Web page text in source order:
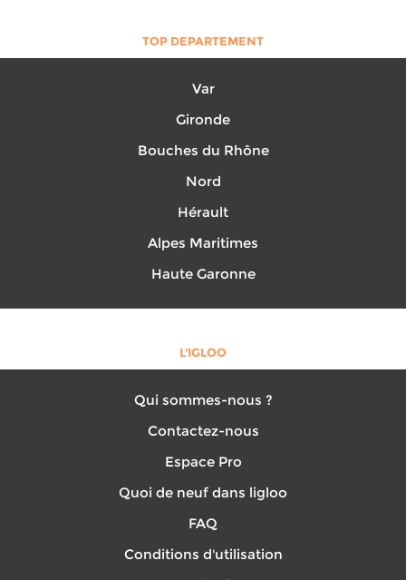
TOP DEPARTEMENT
Var
Gironde
Bouches du Rhône
Nord
Hérault
Alpes Maritimes
Haute Garonne
L'IGLOO
Qui sommes-nous ?
Contactez-nous
Espace Pro
Quoi de neuf dans ligloo
FAQ
Conditions d'utilisation